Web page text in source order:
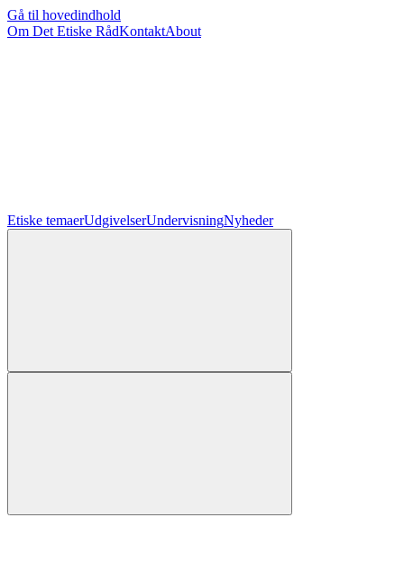
Gå til hovedindhold
Om Det Etiske RådKontaktAbout
Etiske temaerUdgivelserUndervisningNyheder